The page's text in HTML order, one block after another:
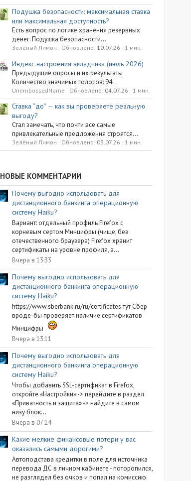
Подушка безопасности: максимальная ставка
или максимальная доступность?
Есть вопрос по логике хранения резервных
денег. Подушка безопасности...
Зелёный Лимон Обновлено: 10.07.26 1 мин.
Индекс настроения вкладчика (июль 2026)
Предыдущие опросы и их результаты
Количество значимых голосов: 94...
UnembossedName Обновлено: 04.07.26 1 мин.
Ставка “до” — как вы проверяете реальную
выгоду?
Стал замечать, что почти все самые
привлекательные предложения строятся...
Зелёный Лимон Обновлено: 03.07.26 1 мин.
НОВЫЕ КОММЕНТАРИИ
Почему выгодно использовать для
дистанционного банкинга операционную
систему Haiku?
Вариант: отдельный профиль Firefox с
корневым сертом Минцифры (чище, без
отечественного браузера) Firefox хранит
сертификаты на уровне профиля, а...
Вчера в 13:33
Почему выгодно использовать для
дистанционного банкинга операционную
систему Haiku?
https://www.sberbank.ru/ru/certificates тут Сбер
вроде-бы проверяет наличие сертификатов
Минцифры
Вчера в 13:11
Почему выгодно использовать для
дистанционного банкинга операционную
систему Haiku?
Чтобы добавить SSL-сертификат в Firefox,
откройте «Настройки» -> перейдите в раздел
«Приватность и защита» -> найдите в самом
низу блок...
Вчера в 07:14
Какие мелкие финансовые потери у вас
оказались самыми дорогими?
Автоподстава кредитки в поле для источника
перевода ДС в личном кабинете - поторопился,
не разглядел без очков и попал на комиссию.